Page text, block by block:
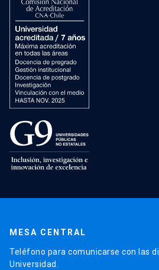
MESA CENTRAL
Teléfono para comunicarse con las
Universidad.